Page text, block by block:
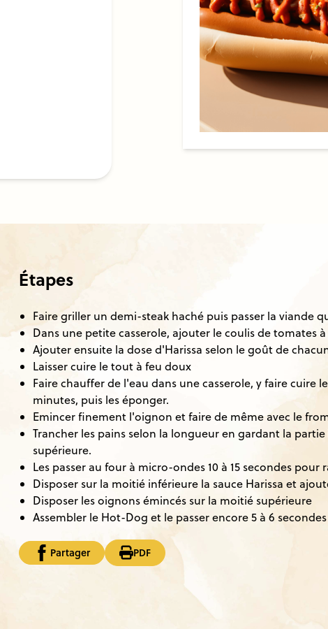
Étapes
Faire griller un demi-steak haché puis passer la viande
Dans une petite casserole, ajouter le coulis de tomates
Ajouter ensuite la dose d'Harissa selon le goût de
Laisser cuire le tout à feu doux
Faire chauffer de l'eau dans une casserole, y faire cuire
minutes, puis les éponger.
Emincer finement l'oignon et faire de même avec le
Trancher les pains selon la longueur en gardant la
supérieure.
Les passer au four à micro-ondes 10 à 15 secondes pour
Disposer sur la moitié inférieure la sauce Harissa et
Disposer les oignons émincés sur la moitié supérieure
Assembler le Hot-Dog et le passer encore 5 à 6
Partager PDF